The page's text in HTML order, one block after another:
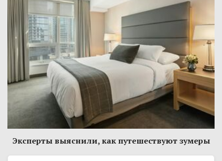
Эксперты выяснили, как путешествуют зумеры